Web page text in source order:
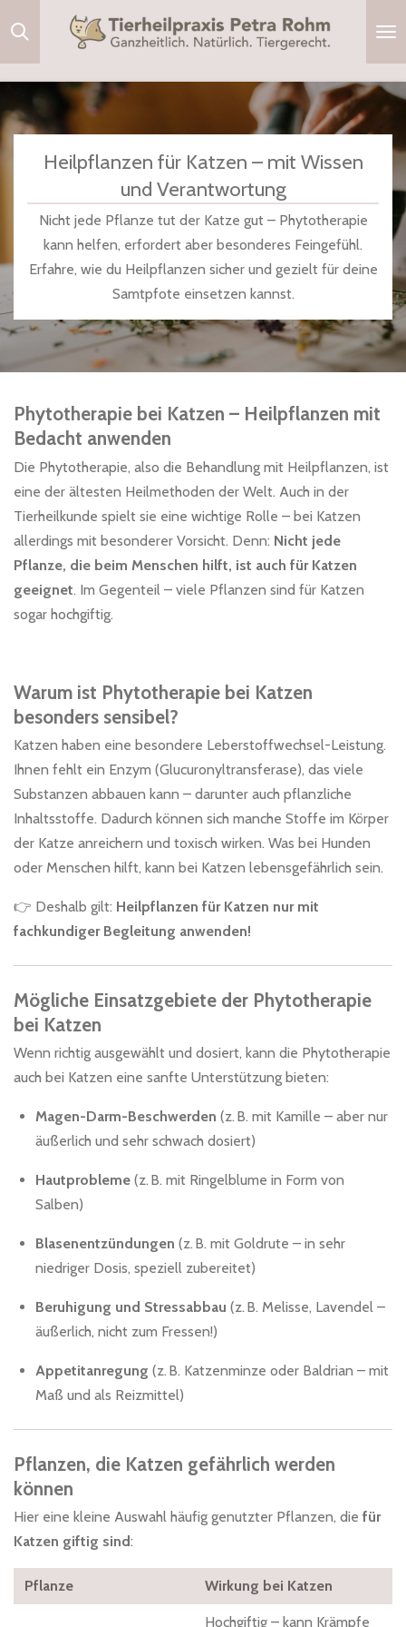
Zum
Hauptinhalt
Heilpflanzen für Katzen – mit Wissen
und Verantwortung
Nicht jede Pflanze tut der Katze gut – Phytotherapie
kann helfen, erfordert aber besonderes Feingefühl.
Erfahre, wie du Heilpflanzen sicher und gezielt für deine
Samtpfote einsetzen kannst.
Phytotherapie bei Katzen – Heilpflanzen mit
Bedacht anwenden
Die Phytotherapie, also die Behandlung mit Heilpflanzen, ist
eine der ältesten Heilmethoden der Welt. Auch in der
Tierheilkunde spielt sie eine wichtige Rolle – bei Katzen
allerdings mit besonderer Vorsicht. Denn: Nicht jede
Pflanze, die beim Menschen hilft, ist auch für Katzen
geeignet. Im Gegenteil – viele Pflanzen sind für Katzen
sogar hochgiftig.
Warum ist Phytotherapie bei Katzen
besonders sensibel?
Katzen haben eine besondere Leberstoffwechsel-Leistung.
Ihnen fehlt ein Enzym (Glucuronyltransferase), das viele
Substanzen abbauen kann – darunter auch pflanzliche
Inhaltsstoffe. Dadurch können sich manche Stoffe im Körper
der Katze anreichern und toxisch wirken. Was bei Hunden
oder Menschen hilft, kann bei Katzen lebensgefährlich sein.
👉 Deshalb gilt: Heilpflanzen für Katzen nur mit
fachkundiger Begleitung anwenden!
Mögliche Einsatzgebiete der Phytotherapie
bei Katzen
Wenn richtig ausgewählt und dosiert, kann die Phytotherapie
auch bei Katzen eine sanfte Unterstützung bieten:
Magen-Darm-Beschwerden (z. B. mit Kamille – aber nur
äußerlich und sehr schwach dosiert)
Hautprobleme (z. B. mit Ringelblume in Form von
Salben)
Blasenentzündungen (z. B. mit Goldrute – in sehr
niedriger Dosis, speziell zubereitet)
Beruhigung und Stressabbau (z. B. Melisse, Lavendel –
äußerlich, nicht zum Fressen!)
Appetitanregung (z. B. Katzenminze oder Baldrian – mit
Maß und als Reizmittel)
Pflanzen, die Katzen gefährlich werden
können
Hier eine kleine Auswahl häufig genutzter Pflanzen, die für
Katzen giftig sind:
Pflanze Wirkung bei Katzen
Hochgiftig – kann Krämpfe